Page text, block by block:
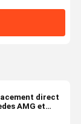
direct
AMG et